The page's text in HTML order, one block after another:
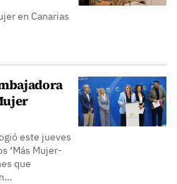
en Canarias
este jueves
‘Más Mujer-
que